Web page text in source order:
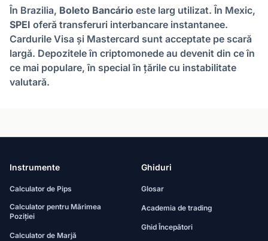
În Brazilia, Boleto Bancário este larg utilizat. În Mexic,
SPEI oferă transferuri interbancare instantanee.
Cardurile Visa și Mastercard sunt acceptate pe scară
largă. Depozitele în criptomonede au devenit din ce în
ce mai populare, în special în țările cu instabilitate
valutară.
Instrumente
Calculator de Pips
Calculator pentru Mărimea
Poziției
Calculator de Marjă
Ghiduri
Glosar
Academia de trading
Ghid Începători